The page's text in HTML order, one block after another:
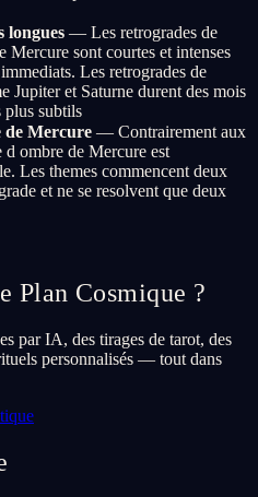
longues — Les retrogrades de
Mercure sont courtes et intenses
Les retrogrades de
Jupiter et Saturne durent des mois
plus subtils
de Mercure — Contrairement aux
d ombre de Mercure est
Les themes commencent deux
et ne se resolvent que deux
Plan Cosmique ?
par IA, des tirages de tarot, des
personnalisés — tout dans